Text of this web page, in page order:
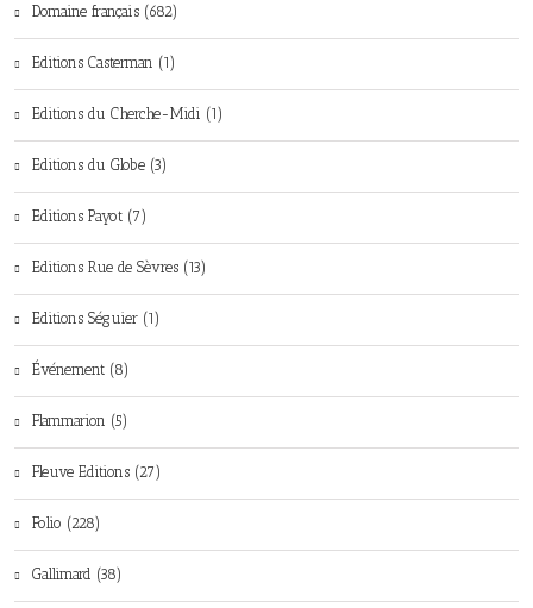
Domaine français (682)
Editions Casterman (1)
Editions du Cherche-Midi (1)
Editions du Globe (3)
Editions Payot (7)
Editions Rue de Sèvres (13)
Editions Séguier (1)
Événement (8)
Flammarion (5)
Fleuve Editions (27)
Folio (228)
Gallimard (38)